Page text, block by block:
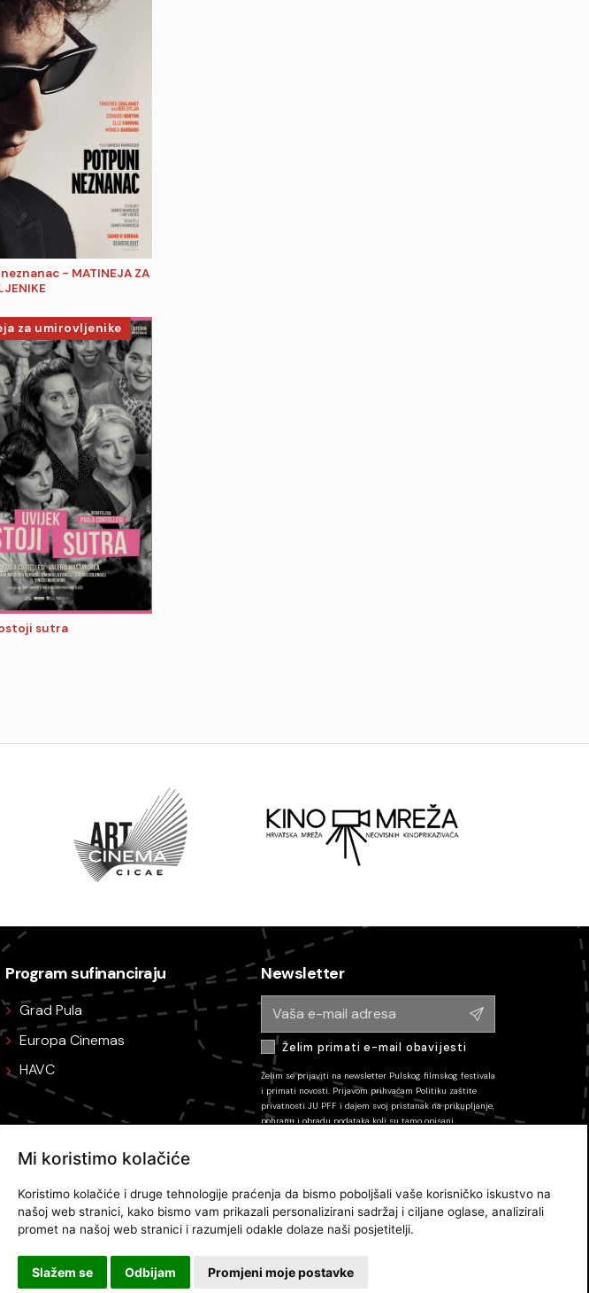
Mi koristimo kolačiće
Koristimo kolačiće i druge tehnologije praćenja da bismo poboljšali vaše korisničko iskustvo na
našoj web stranici, kako bismo vam prikazali personalizirani sadržaj i ciljane oglase, analizirali
promet na našoj web stranici i razumjeli odakle dolaze naši posjetitelji.
Slažem se Odbijam Promjeni moje postavke
- MATINEJA ZA
za umirovljenike
sutra
Program sufinanciraju
Grad Pula
Europa Cinemas
HAVC
Newsletter
Želim primati e-mail obavijesti
Želim se prijaviti na newsletter Pulskog filmskog festivala
i primati novosti. Prijavom prihvaćam Politiku zaštite
privatnosti JU PFF i dajem svoj pristanak na prikupljanje,
pohranu i obradu podataka koli su tamo opisani.
Pratite nas
Privacy Policyand Terms of Service apply.